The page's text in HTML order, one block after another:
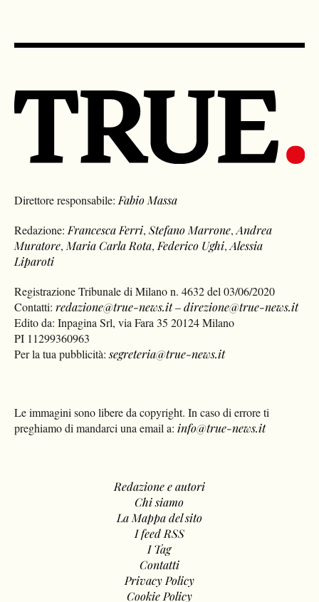
Direttore responsabile: Fabio Massa
Redazione: Francesca Ferri,Stefano Marrone,Andrea
Muratore, Maria Carla Rota, Federico Ughi,Alessia
Liparoti
Registrazione Tribunale di Milano n. 4632 del 03/06/2020
Contatti:redazione@true-news.it–direzione@true-news.it
Edito da: Inpagina Srl, via Fara 35 20124 Milano
PI 11299360963
Per la tua pubblicità:segreteria@true-news.it
Le immagini sono libere da copyright. In caso di errore ti
preghiamo di mandarci una email a: info@true-news.it
Redazione e autori
Chi siamo
La Mappa del sito
I feed RSS
I Tag
Contatti
Privacy Policy
Cookie Policy